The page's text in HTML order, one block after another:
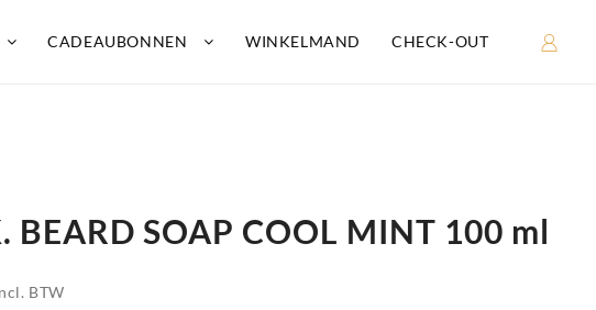
CADEAUBONNEN WINKELMAND CHECK-OUT
BEARD SOAP COOL MINT 100 ml
BTW